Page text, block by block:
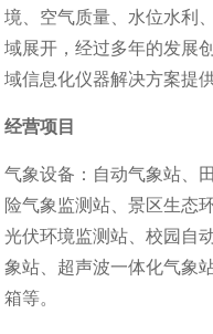
境、空气质量、水位水利
域展开，经过多年的发展
域信息化仪器解决方案提供
经营项目
气象设备：自动气象站、
险气象监测站、景区生态
光伏环境监测站、校园自
象站、超声波一体化气象
箱等。